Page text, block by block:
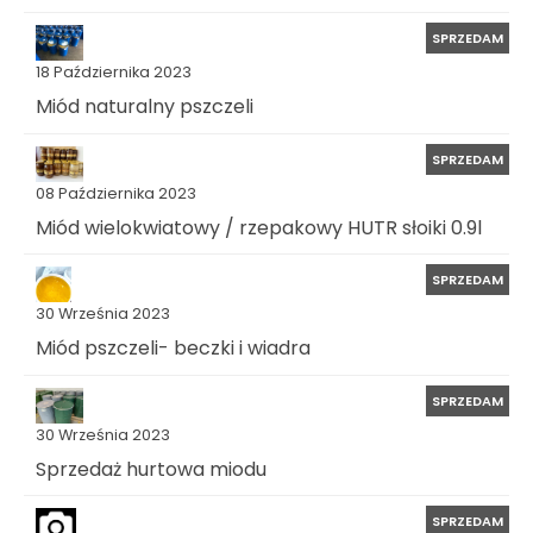
18 Października 2023
SPRZEDAM
Miód naturalny pszczeli
08 Października 2023
SPRZEDAM
Miód wielokwiatowy / rzepakowy HUTR słoiki 0.9l
30 Września 2023
SPRZEDAM
Miód pszczeli- beczki i wiadra
30 Września 2023
SPRZEDAM
Sprzedaż hurtowa miodu
SPRZEDAM